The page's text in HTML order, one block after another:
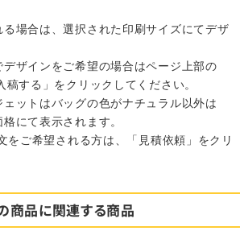
場合は、選択された印刷サイズにてデザ
ザインをご希望の場合はページ上部の
稿する」をクリックしてください。
ットはバッグの色がナチュラル以外は
にて表示されます。
ご希望される方は、「見積依頼」をクリ
商品に関連する商品